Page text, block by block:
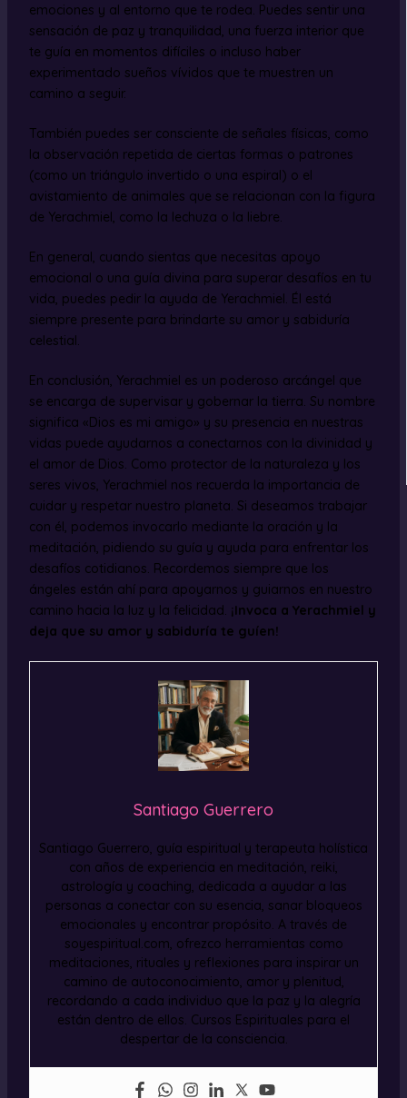
emociones y al entorno que te rodea. Puedes sentir una
sensación de paz y tranquilidad, una fuerza interior que
te guía en momentos difíciles o incluso haber
experimentado sueños vívidos que te muestren un
camino a seguir.
También puedes ser consciente de señales físicas, como
la observación repetida de ciertas formas o patrones
(como un triángulo invertido o una espiral) o el
avistamiento de animales que se relacionan con la figura
de Yerachmiel, como la lechuza o la liebre.
En general, cuando sientas que necesitas apoyo
emocional o una guía divina para superar desafíos en tu
vida, puedes pedir la ayuda de Yerachmiel. Él está
siempre presente para brindarte su amor y sabiduría
celestial.
En conclusión, Yerachmiel es un poderoso arcángel que
se encarga de supervisar y gobernar la tierra. Su nombre
significa «Dios es mi amigo» y su presencia en nuestras
vidas puede ayudarnos a conectarnos con la divinidad y
el amor de Dios. Como protector de la naturaleza y los
seres vivos, Yerachmiel nos recuerda la importancia de
cuidar y respetar nuestro planeta. Si deseamos trabajar
con él, podemos invocarlo mediante la oración y la
meditación, pidiendo su guía y ayuda para enfrentar los
desafíos cotidianos. Recordemos siempre que los
ángeles están ahí para apoyarnos y guiarnos en nuestro
camino hacia la luz y la felicidad. ¡Invoca a Yerachmiel y
deja que su amor y sabiduría te guíen!
Santiago Guerrero
Santiago Guerrero, guía espiritual y terapeuta holística
con años de experiencia en meditación, reiki,
astrología y coaching, dedicada a ayudar a las
personas a conectar con su esencia, sanar bloqueos
emocionales y encontrar propósito. A través de
soyespiritual.com, ofrezco herramientas como
meditaciones, rituales y reflexiones para inspirar un
camino de autoconocimiento, amor y plenitud,
recordando a cada individuo que la paz y la alegría
están dentro de ellos. Cursos Espirituales para el
despertar de la consciencia.